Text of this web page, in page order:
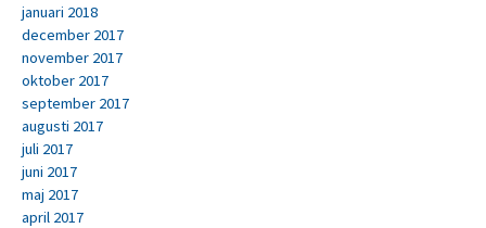
januari 2018
december 2017
november 2017
oktober 2017
september 2017
augusti 2017
juli 2017
juni 2017
maj 2017
april 2017